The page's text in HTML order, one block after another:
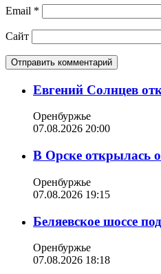
Email *
Сайт
Евгений Солнцев
Оренбуржье
07.08.2026 20:00
В Орске открылась
Оренбуржье
07.08.2026 19:15
Беляевское шоссе
Оренбуржье
07.08.2026 18:18